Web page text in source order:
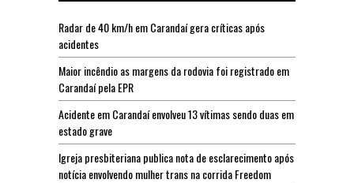
Radar de 40 km/h em Carandaí gera críticas após
acidentes
Maior incêndio as margens da rodovia foi registrado em
Carandaí pela EPR
Acidente em Carandaí envolveu 13 vítimas sendo duas em
estado grave
Igreja presbiteriana publica nota de esclarecimento após
notícia envolvendo mulher trans na corrida Freedom